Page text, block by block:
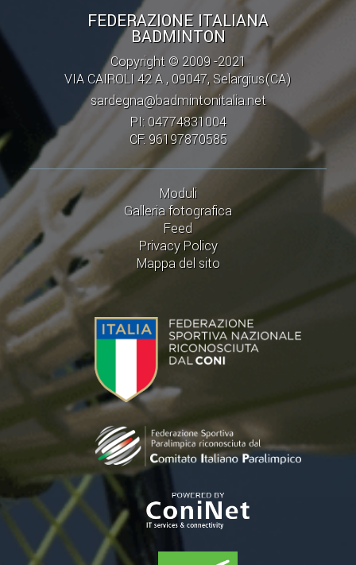
FEDERAZIONE ITALIANA
BADMINTON
Copyright © 2009 -2021
VIA CAIROLI 42 A , 09047, Selargius(CA)
sardegna@badmintonitalia.net
PI: 04774831004
CF: 96197870585
Moduli
Galleria fotografica
Feed
Privacy Policy
Mappa del sito